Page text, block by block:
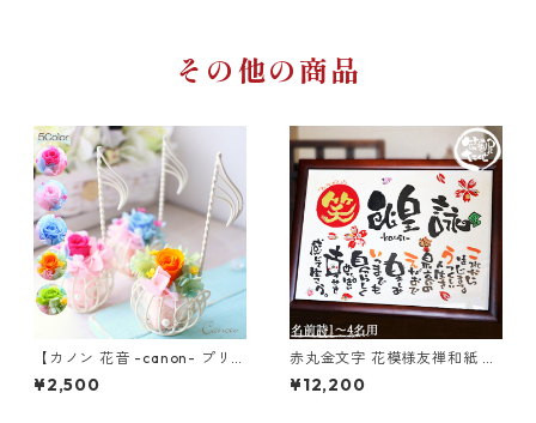
その他の商品
【カノン 花音 -canon- プリ
ザーブドフラワー】父の日
可愛い 贈り物 誕生日プレゼン
¥2,500
赤丸金文字 花模様友禅和紙 木
製 A4 B4 A3 1～3人用 笑描き
屋たくと 手書き 名前詩 名前ポ
¥12,200